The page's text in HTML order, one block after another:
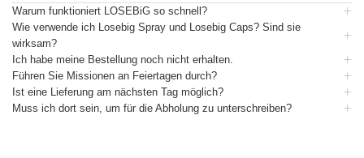
Warum funktioniert LOSEBiG so schnell?
Wie verwende ich Losebig Spray und Losebig Caps? Sind sie
wirksam?
Ich habe meine Bestellung noch nicht erhalten.
Führen Sie Missionen an Feiertagen durch?
Ist eine Lieferung am nächsten Tag möglich?
Muss ich dort sein, um für die Abholung zu unterschreiben?